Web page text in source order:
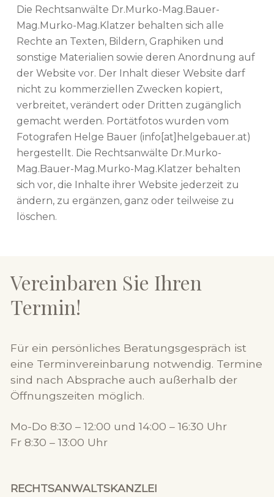
Die Rechtsanwälte Dr.Murko-Mag.Bauer-
Mag.Murko-Mag.Klatzer behalten sich alle
Rechte an Texten, Bildern, Graphiken und
sonstige Materialien sowie deren Anordnung auf
der Website vor. Der Inhalt dieser Website darf
nicht zu kommerziellen Zwecken kopiert,
verbreitet, verändert oder Dritten zugänglich
gemacht werden. Portätfotos wurden vom
Fotografen Helge Bauer (info[at]helgebauer.at)
hergestellt. Die Rechtsanwälte Dr.Murko-
Mag.Bauer-Mag.Murko-Mag.Klatzer behalten
sich vor, die Inhalte ihrer Website jederzeit zu
ändern, zu ergänzen, ganz oder teilweise zu
löschen.
Vereinbaren Sie Ihren
Termin!
Für ein persönliches Beratungsgespräch ist
eine Terminvereinbarung notwendig. Termine
sind nach Absprache auch außerhalb der
Öffnungszeiten möglich.
Mo-Do 8:30 – 12:00 und 14:00 – 16:30 Uhr
Fr 8:30 – 13:00 Uhr
RECHTSANWALTSKANZLEI